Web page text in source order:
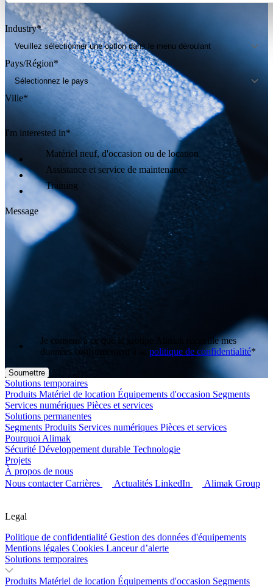
Industry*
Pays/Région*
Ville*
I'm interested in*
Matériel neuf, d'occasion ou de location
Assistance et service de maintenance
Training
Message
Je consens à ce que le groupe Alimak recueille mes
données conformément à sa politique de confidentialité*
Solutions temporaires
Produits Matériel de location Équipements d'occasion Segments
Services numériques Pièces et services
Solutions permanentes
Segments Produits Services numériques Pièces et services
Pourquoi Alimak
Sécurité Développement durable Technologie
Projets
À propos de nous
Nous contacter Carrières Actualités LinkedIn Alimak Group
Legal
Politique de confidentialité Gestion des données d'équipements
Mentions légales Cookies Lanceur d’alerte
Solutions temporaires
Produits Matériel de location Équipements d'occasion Segments